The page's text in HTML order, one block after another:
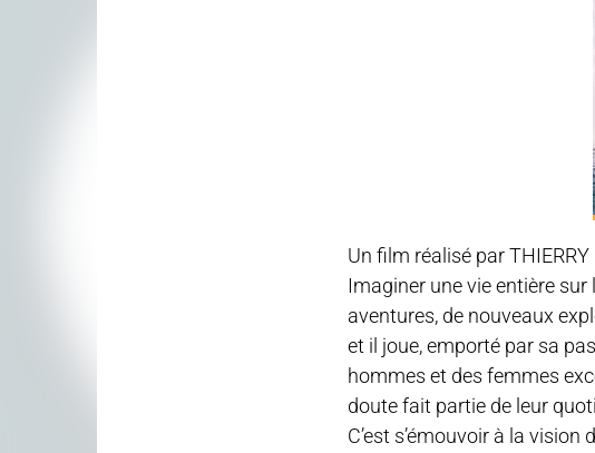
Un film réalisé par
Imaginer une vie entière
aventures, de nouveaux
et il joue, emporté par sa
hommes et des femmes
doute fait partie de leur
C’est s’émouvoir à la